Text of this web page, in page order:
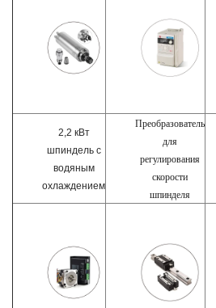
2,2 кВт
шпиндель с
водяным
охлаждением
Преобразователь
для
регулирования
скорости
шпинделя